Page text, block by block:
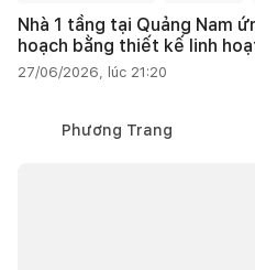
Nhà 1 tầng tại Quảng Nam
hoạch bằng thiết kế linh
27/06/2026, lúc 21:20
Phương Trang